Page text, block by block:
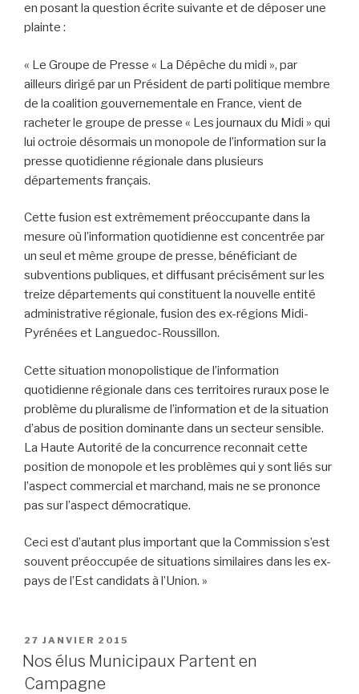
en posant la question écrite suivante et de déposer une
plainte :
« Le Groupe de Presse « La Dépêche du midi », par
ailleurs dirigé par un Président de parti politique membre
de la coalition gouvernementale en France, vient de
racheter le groupe de presse « Les journaux du Midi » qui
lui octroie désormais un monopole de l’information sur la
presse quotidienne régionale dans plusieurs
départements français.
Cette fusion est extrêmement préoccupante dans la
mesure où l’information quotidienne est concentrée par
un seul et même groupe de presse, bénéficiant de
subventions publiques, et diffusant précisément sur les
treize départements qui constituent la nouvelle entité
administrative régionale, fusion des ex-régions Midi-
Pyrénées et Languedoc-Roussillon.
Cette situation monopolistique de l’information
quotidienne régionale dans ces territoires ruraux pose le
problème du pluralisme de l’information et de la situation
d’abus de position dominante dans un secteur sensible.
La Haute Autorité de la concurrence reconnait cette
position de monopole et les problèmes qui y sont liés sur
l’aspect commercial et marchand, mais ne se prononce
pas sur l’aspect démocratique.
Ceci est d’autant plus important que la Commission s’est
souvent préoccupée de situations similaires dans les ex-
pays de l’Est candidats à l’Union. »
PUBLIÉ
LE
27 JANVIER 2015
Nos élus Municipaux Partent en
Campagne